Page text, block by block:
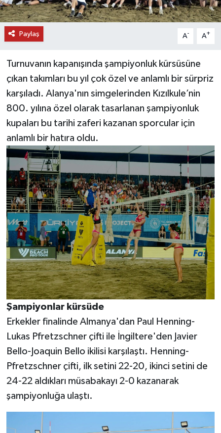
Paylaş A- A+
Turnuvanın kapanışında şampiyonluk kürsüsüne
çıkan takımları bu yıl çok özel ve anlamlı bir sürpriz
karşıladı. Alanya'nın simgelerinden Kızılkule’nin
800. yılına özel olarak tasarlanan şampiyonluk
kupaları bu tarihi zaferi kazanan sporcular için
anlamlı bir hatıra oldu.
Şampiyonlar kürsüde
Erkekler finalinde Almanya'dan Paul Henning-
Lukas Pfretzschner çifti ile İngiltere'den Javier
Bello-Joaquin Bello ikilisi karşılaştı. Henning-
Pfretzschner çifti, ilk setini 22-20, ikinci setini de
24-22 aldıkları müsabakayı 2-0 kazanarak
şampiyonluğa ulaştı.
VİDEO HABERLER
YAZARLAR
RESMİ İLAN